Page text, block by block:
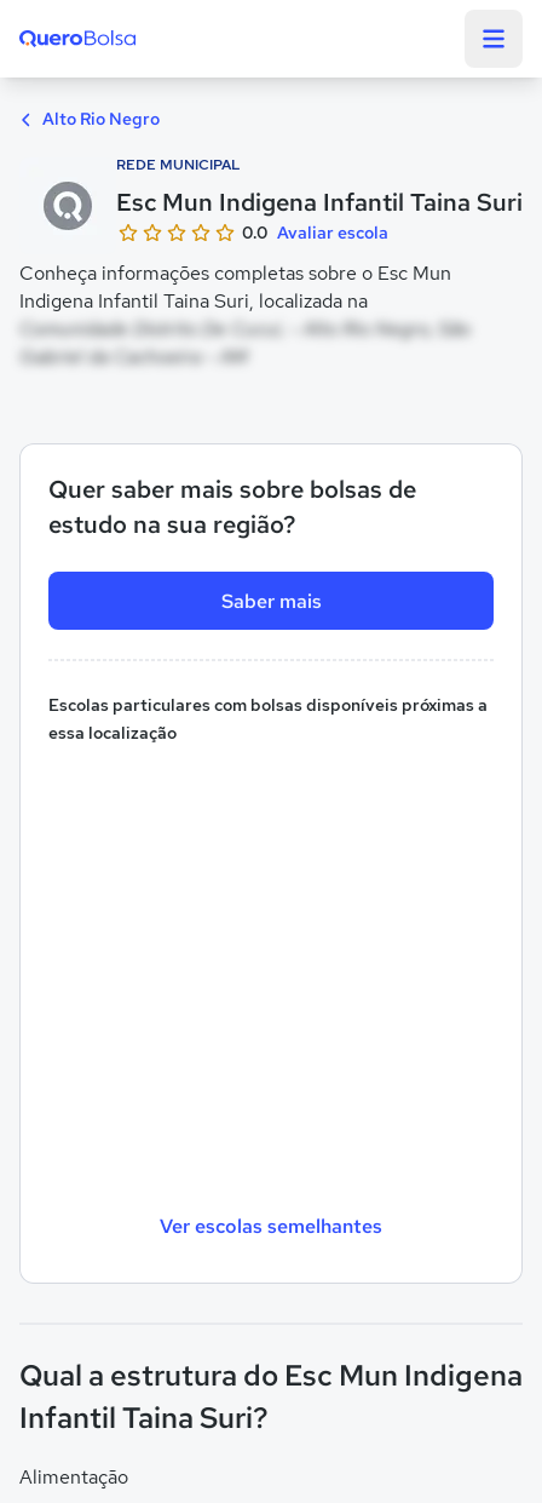
Alto Rio Negro
REDE MUNICIPAL
Esc Mun Indigena Infantil Taina Suri
0.0 Avaliar escola
Conheça informações completas sobre o Esc Mun
Indigena Infantil Taina Suri, localizada na
Comunidade Distrito De Cucui, - Alto Rio Negro, São
Gabriel da Cachoeira - AM
Quer saber mais sobre bolsas de
estudo na sua região?
Saber mais
Escolas particulares com bolsas disponíveis próximas a
essa localização
Ver escolas semelhantes
Qual a estrutura do Esc Mun Indigena
Infantil Taina Suri?
Alimentação